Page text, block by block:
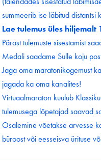
summeerib ise läbitud distantsi
Lae tulemus üles
Pärast tulemuste sisestamist
Medali saadame Sulle koju
Jaga oma maratonikogemust
jagada ka oma kanalites!
Virtuaalmaraton kuulub
tulemusega lõpetajad saavad
Osalemine võetakse arvesse
büroost või eesseisva ürituse